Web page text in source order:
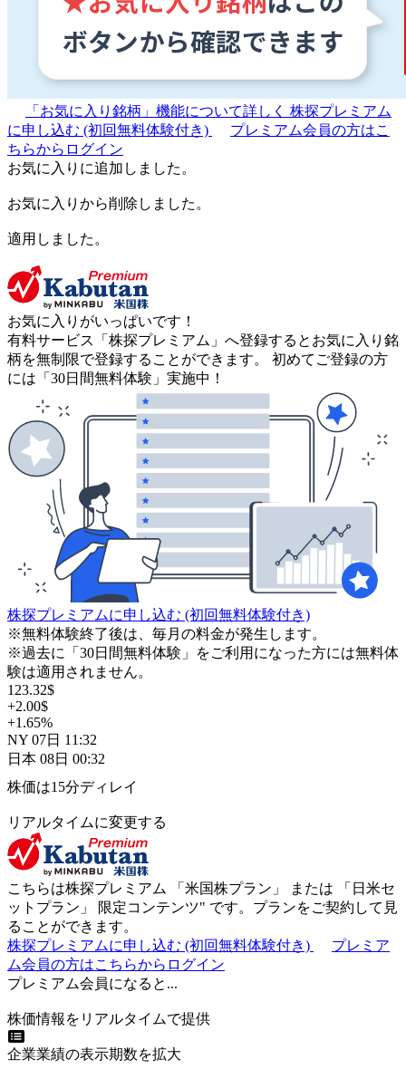
「お気に入り銘柄」機能について詳しく 株探プレミアム
に申し込む (初回無料体験付き)
プレミアム会員の方はこ
ちらからログイン
お気に入りに追加しました。
お気に入りから削除しました。
適用しました。
お気に入りがいっぱいです！
有料サービス「株探プレミアム」へ登録するとお気に入り銘
柄を無制限で登録することができます。 初めてご登録の方
には「30日間無料体験」実施中！
株探プレミアムに申し込む (初回無料体験付き)
※無料体験終了後は、毎月の料金が発生します。
※過去に「30日間無料体験」をご利用になった方には無料体
験は適用されません。
123.32$
+2.00$
+1.65%
NY 07日 11:32
日本 08日 00:32
株価は15分ディレイ
リアルタイムに変更する
こちらは株探プレミアム 「 米国株プラン 」 または 「 日米セ
ットプラン 」 限定コンテンツ" です。プランをご契約して見
ることができます。
株探プレミアムに申し込む (初回無料体験付き)
プレミア
ム会員の方はこちらからログイン
プレミアム会員になると...
株価情報をリアルタイムで提供
企業業績の表示期数を拡大